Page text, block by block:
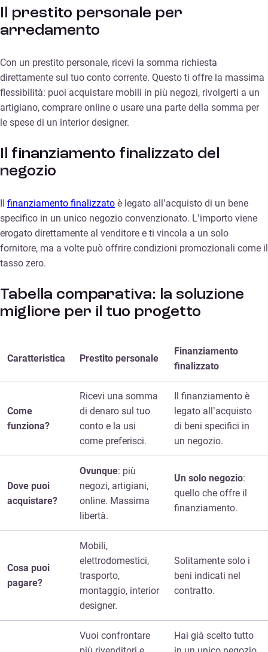
Il prestito personale per
arredamento
Con un prestito personale, ricevi la somma richiesta
direttamente sul tuo conto corrente. Questo ti offre la massima
flessibilità: puoi acquistare mobili in più negozi, rivolgerti a un
artigiano, comprare online o usare una parte della somma per
le spese di un interior designer.
Il finanziamento finalizzato del
negozio
finanziamento finalizzato è legato all’acquisto di un bene
specifico in un unico negozio convenzionato. L’importo viene
erogato direttamente al venditore e ti vincola a un solo
fornitore, ma a volte può offrire condizioni promozionali come il
tasso zero.
Tabella comparativa: la soluzione
migliore per il tuo progetto
Caratteristica Prestito personale
Finanziamento
finalizzato
Come
funziona?
Ricevi una somma
di denaro sul tuo
conto e la usi
come preferisci.
Il finanziamento è
legato all’acquisto
di beni specifici in
un negozio.
Dove puoi
acquistare?
Ovunque: più
negozi, artigiani,
online. Massima
libertà.
Un solo negozio:
quello che offre il
finanziamento.
Cosa puoi
pagare?
Mobili,
elettrodomestici,
trasporto,
montaggio, interior
designer.
Solitamente solo i
beni indicati nel
contratto.
Vuoi confrontare
Hai già scelto tutto